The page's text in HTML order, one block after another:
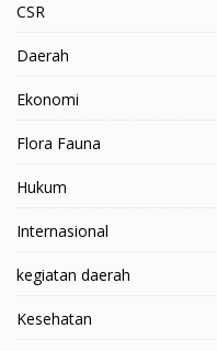
CSR
Daerah
Ekonomi
Flora Fauna
Hukum
Internasional
kegiatan daerah
Kesehatan